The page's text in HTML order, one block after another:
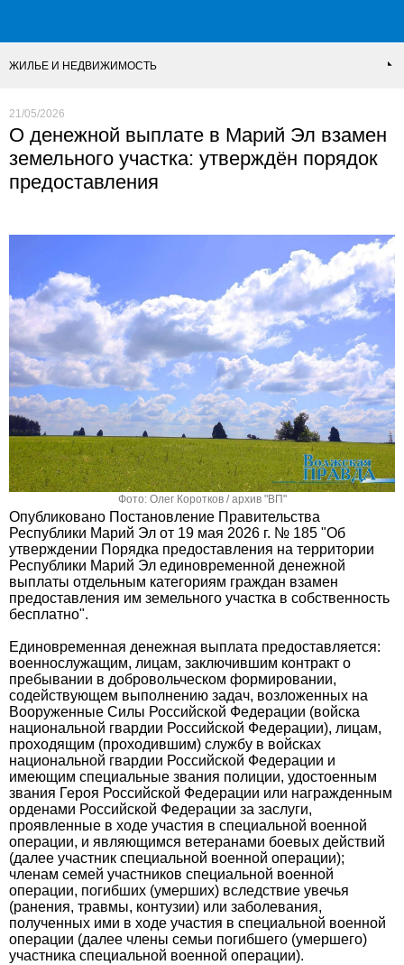
ЖИЛЬЕ И НЕДВИЖИМОСТЬ
21/05/2026
О денежной выплате в Марий Эл взамен
земельного участка: утверждён порядок
предоставления
Фото: Олег Коротков / архив "ВП"
Опубликовано Постановление Правительства
Республики Марий Эл от 19 мая 2026 г. № 185 "Об
утверждении Порядка предоставления на территории
Республики Марий Эл единовременной денежной
выплаты отдельным категориям граждан взамен
предоставления им земельного участка в собственность
бесплатно".
Единовременная денежная выплата предоставляется:
военнослужащим, лицам, заключившим контракт о
пребывании в добровольческом формировании,
содействующем выполнению задач, возложенных на
Вооруженные Силы Российской Федерации (войска
национальной гвардии Российской Федерации), лицам,
проходящим (проходившим) службу в войсках
национальной гвардии Российской Федерации и
имеющим специальные звания полиции, удостоенным
звания Героя Российской Федерации или награжденным
орденами Российской Федерации за заслуги,
проявленные в ходе участия в специальной военной
операции, и являющимся ветеранами боевых действий
(далее участник специальной военной операции);
членам семей участников специальной военной
операции, погибших (умерших) вследствие увечья
(ранения, травмы, контузии) или заболевания,
полученных ими в ходе участия в специальной военной
операции (далее члены семьи погибшего (умершего)
участника специальной военной операции).